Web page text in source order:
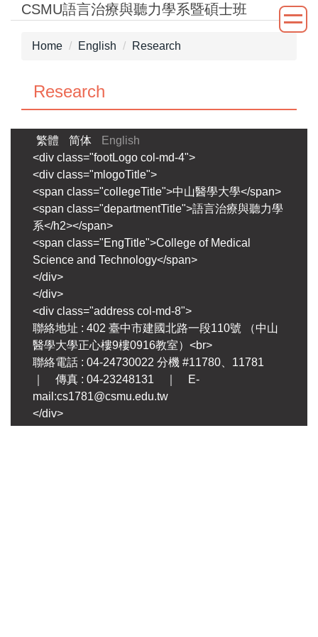
JumpCSMU語言治療與聽力學系暨碩士班
Home English Research
Research
繁體 简体
English
<div class="footLogo col-md-4">
<div class="mlogoTitle">
<span class="collegeTitle">中山醫學大學</span>
<span class="departmentTitle">語言治療與聽力學
系</h2></span>
<span class="EngTitle">College of Medical
Science and Technology</span>
</div>
</div>
<div class="address col-md-8">
聯絡地址 : 402 臺中市建國北路一段110號 （中山
醫學大學正心樓9樓0916教室）<br>
聯絡電話 : 04-24730022 分機 #11780、11781
｜ 傳真 : 04-23248131 ｜ E-
mail:cs1781@csmu.edu.tw
</div>